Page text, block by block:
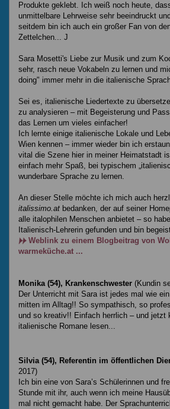
Produkte geklebt. Ich weiß noch heute,
unmittelbare Lehrweise sehr beeindruckt
seitdem bin ich auch ein großer Fan von
Zettelchen... J
Sara Mosetti's Liebe zur Musik und zum
sehr, rasch neue Vokabeln zu lernen und
doing" immer mehr in die italienische
Sei es, italienische Liedertexte zu
zu analysieren – mit Begeisterung und
das Lernen um vieles einfacher!
Ich lernte einige italienische Lokale und
Wien kennen – immer wieder bin ich
vital die Szene hier in meiner Heimatstadt
einfach mehr Spaß, bei typischem
wunderbare Sprache zu lernen.
An dieser Stelle möchte ich mich auch
italissimo.at bedanken, der auf seiner
alle italophilen Menschen anbietet – so
Italienisch-Lehrerin gefunden und bin
Weblink zu einem Blogbeitrag von
warmeküche.at ...
Monika (54), Krankenschwester (Kundin
Der Unterricht mit Sara ist jedes mal wie
mitten im Alltag!! So sympathisch, so
und so kreativ!! Einfach herrlich – und jetzt
italienische Romane lesen...
Silvia (54), Referentin im öffentlichen
2017)
Ich bin eine von Sara’s Schülerinnen und
Stunde mit ihr, auch wenn ich meine
mal nicht gemacht habe. Der